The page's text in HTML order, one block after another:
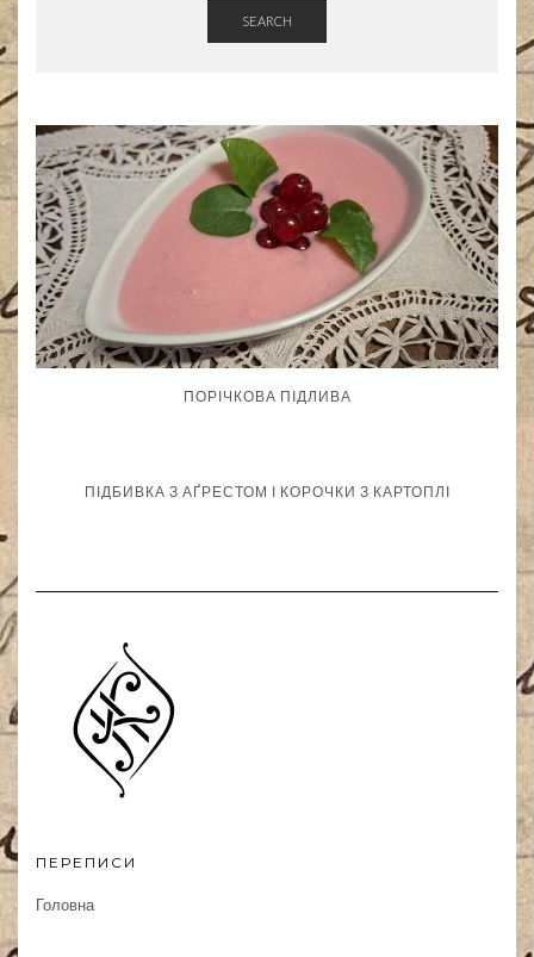
SEARCH
ПОРІЧКОВА ПІДЛИВА
ПІДБИВКА З АҐРЕСТОМ І КОРОЧКИ З КАРТОПЛІ
ПЕРЕПИСИ
Головна